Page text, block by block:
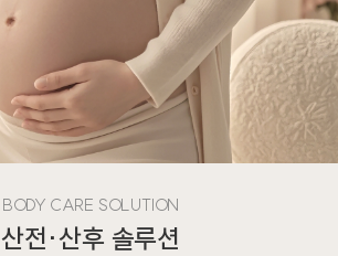
BODY CARE SOLUTION
산전·산후 솔루션